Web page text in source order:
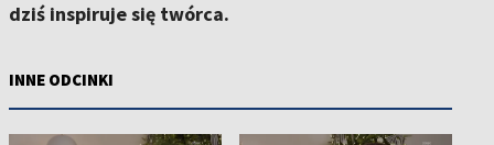
dziś inspiruje się twórca.
INNE ODCINKI